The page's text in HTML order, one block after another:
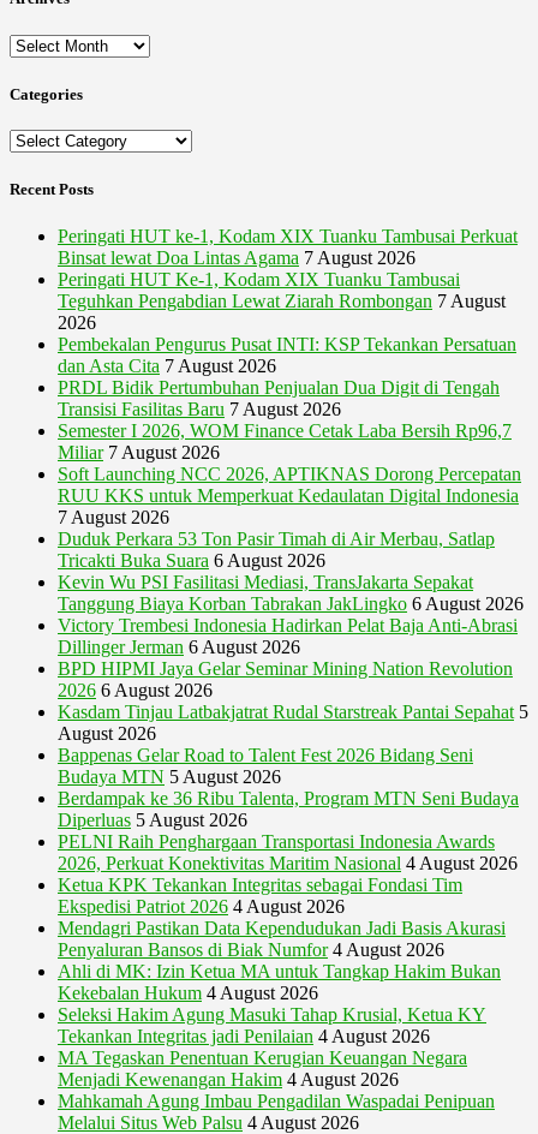
Archives
Categories
Categories
Recent Posts
Peringati HUT ke-1, Kodam XIX Tuanku Tambusai Perkuat
Binsat lewat Doa Lintas Agama 7 August 2026
Peringati HUT Ke-1, Kodam XIX Tuanku Tambusai
Teguhkan Pengabdian Lewat Ziarah Rombongan 7 August
2026
Pembekalan Pengurus Pusat INTI: KSP Tekankan Persatuan
dan Asta Cita 7 August 2026
PRDL Bidik Pertumbuhan Penjualan Dua Digit di Tengah
Transisi Fasilitas Baru 7 August 2026
Semester I 2026, WOM Finance Cetak Laba Bersih Rp96,7
Miliar 7 August 2026
Soft Launching NCC 2026, APTIKNAS Dorong Percepatan
RUU KKS untuk Memperkuat Kedaulatan Digital Indonesia
7 August 2026
Duduk Perkara 53 Ton Pasir Timah di Air Merbau, Satlap
Tricakti Buka Suara 6 August 2026
Kevin Wu PSI Fasilitasi Mediasi, TransJakarta Sepakat
Tanggung Biaya Korban Tabrakan JakLingko 6 August 2026
Victory Trembesi Indonesia Hadirkan Pelat Baja Anti-Abrasi
Dillinger Jerman 6 August 2026
BPD HIPMI Jaya Gelar Seminar Mining Nation Revolution
2026 6 August 2026
Kasdam Tinjau Latbakjatrat Rudal Starstreak Pantai Sepahat 5
August 2026
Bappenas Gelar Road to Talent Fest 2026 Bidang Seni
Budaya MTN 5 August 2026
Berdampak ke 36 Ribu Talenta, Program MTN Seni Budaya
Diperluas 5 August 2026
PELNI Raih Penghargaan Transportasi Indonesia Awards
2026, Perkuat Konektivitas Maritim Nasional 4 August 2026
Ketua KPK Tekankan Integritas sebagai Fondasi Tim
Ekspedisi Patriot 2026 4 August 2026
Mendagri Pastikan Data Kependudukan Jadi Basis Akurasi
Penyaluran Bansos di Biak Numfor 4 August 2026
Ahli di MK: Izin Ketua MA untuk Tangkap Hakim Bukan
Kekebalan Hukum 4 August 2026
Seleksi Hakim Agung Masuki Tahap Krusial, Ketua KY
Tekankan Integritas jadi Penilaian 4 August 2026
MA Tegaskan Penentuan Kerugian Keuangan Negara
Menjadi Kewenangan Hakim 4 August 2026
Mahkamah Agung Imbau Pengadilan Waspadai Penipuan
Melalui Situs Web Palsu 4 August 2026